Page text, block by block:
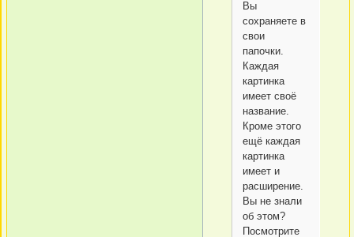
Вы
сохраняете в
свои
папочки.
Каждая
картинка
имеет своё
название.
Кроме этого
ещё каждая
картинка
имеет и
расширение.
Вы не знали
об этом?
Посмотрите